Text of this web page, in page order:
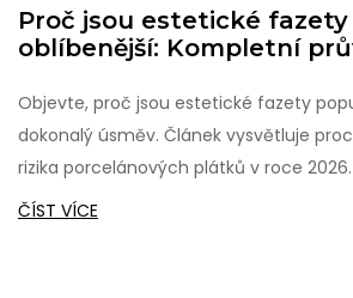
Proč jsou estetické
oblíbenější: Kompletní
Objevte, proč jsou estetické fazety
dokonalý úsměv. Článek vysvětluje
rizika porcelánových plátků v roce 2026.
ČÍST VÍCE